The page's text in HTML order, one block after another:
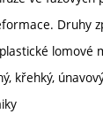
Druhy
lomové
křehký,